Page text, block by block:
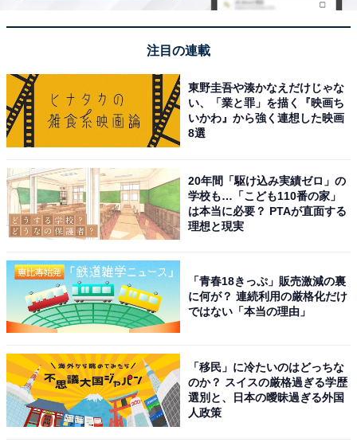
第1位：麻布台ヒルズ
注目の連載
東野圭吾や湊かなえだけじゃな
い、「業と罪」を描く『映画ち
いかわ』から強く連想した映画
8選
20年間「駆け込み実績ゼロ」の
学校も…「こども110番の家」
は本当に必要？ PTAが直面する
理想と現実
「青春18きっぷ」販売激減の裏
に何が？ 連続利用の厳格化だけ
ではない「本当の理由」
「移民」に冷たいのはどっちな
のか？ スイスの厳格過ぎる学歴
選別と、日本の曖昧過ぎる外国
人政策